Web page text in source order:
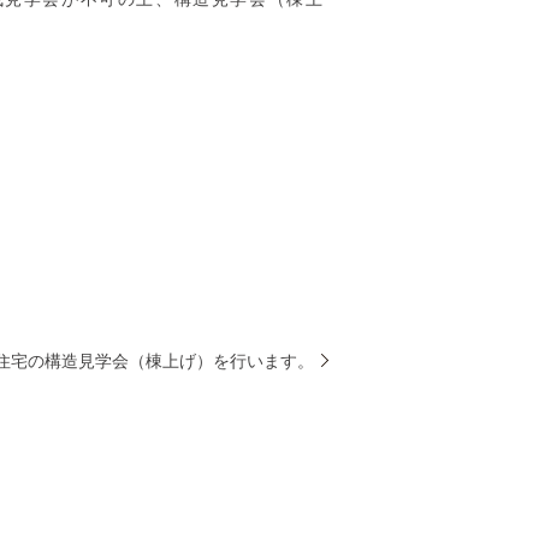
の構造見学会（棟上げ）を行います。